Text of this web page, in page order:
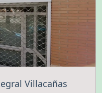
Villacañas